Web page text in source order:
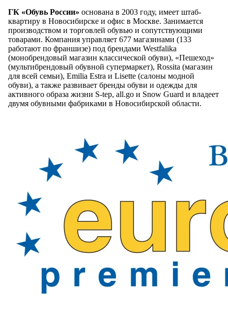
ГК «Обувь России» основана в 2003 году, имеет штаб-
квартиру в Новосибирске и офис в Москве. Занимается
производством и торговлей обувью и сопутствующими
товарами. Компания управляет 677 магазинами (133
работают по франшизе) под брендами Westfalika
(монобрендовый магазин классической обуви), «Пешеход»
(мультибрендовый обувной супермаркет), Rossita (магазин
для всей семьи), Emilia Estra и Lisette (салоны модной
обуви), а также развивает бренды обуви и одежды для
активного образа жизни S-tep, all.go и Snow Guard и владеет
двумя обувными фабриками в Новосибирской области.